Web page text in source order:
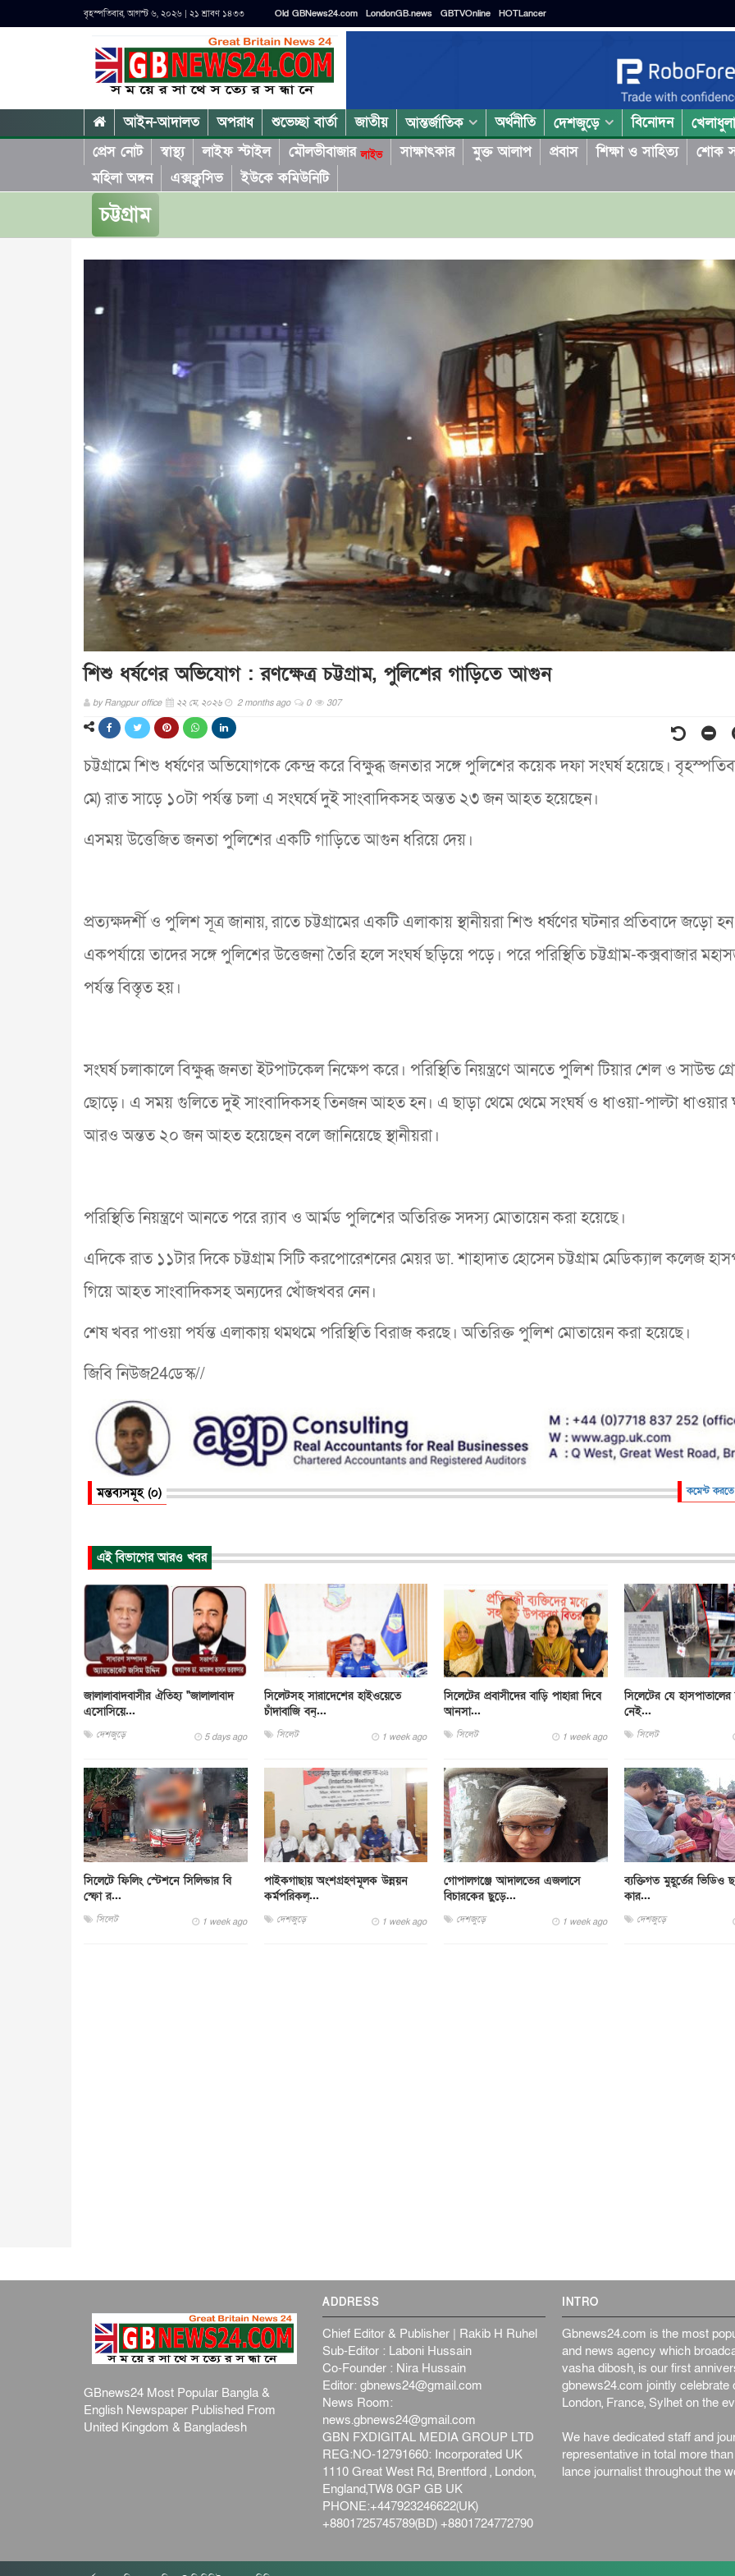
বৃহস্পতিবার, আগস্ট ৬, ২০২৬ | ২১ শ্রাবণ ১৪৩৩ Old GBNews24.com LondonGB.news GBTVOnline HOTLancer
আইন-আদালত অপরাধ শুভেচ্ছা বার্তা জাতীয় আন্তর্জাতিক অর্থনীতি দেশজুড়ে বিনোদন
প্রেস নোট
স্বাস্থ্য লাইফ স্টাইল মৌলভীবাজারলাইভ সাক্ষাৎকার মুক্ত আলাপ প্রবাস শিক্ষা ও সাহিত্য শোক
মহিলা অঙ্গন
এক্সক্লুসিভ ইউকে কমিউনিটি
চট্টগ্রাম
শিশু ধর্ষণের অভিযোগ : রণক্ষেত্র চট্টগ্রাম, পুলিশের গাড়িতে আগুন
byRangpur office ২২ মে, ২০২৬ 2 months ago 0 307
চট্টগ্রামে শিশু ধর্ষণের অভিযোগকে কেন্দ্র করে বিক্ষুব্ধ জনতার সঙ্গে পুলিশের কয়েক দফা সংঘর্ষ হয়েছে।
মে) রাত সাড়ে ১০টা পর্যন্ত চলা এ সংঘর্ষে দুই সাংবাদিকসহ অন্তত ২৩ জন আহত হয়েছেন।
এসময় উত্তেজিত জনতা পুলিশের একটি গাড়িতে আগুন ধরিয়ে দেয়।
প্রত্যক্ষদর্শী ও পুলিশ সূত্র জানায়, রাতে চট্টগ্রামের একটি এলাকায় স্থানীয়রা শিশু ধর্ষণের ঘটনার প্রতিবাদে জড়ো
একপর্যায়ে তাদের সঙ্গে পুলিশের উত্তেজনা তৈরি হলে সংঘর্ষ ছড়িয়ে পড়ে। পরে পরিস্থিতি চট্টগ্রাম-কক্সবাজার
পর্যন্ত বিস্তৃত হয়।
সংঘর্ষ চলাকালে বিক্ষুব্ধ জনতা ইটপাটকেল নিক্ষেপ করে। পরিস্থিতি নিয়ন্ত্রণে আনতে পুলিশ টিয়ার শেল ও সাউন্ড
ছোড়ে। এ সময় গুলিতে দুই সাংবাদিকসহ তিনজন আহত হন। এ ছাড়া থেমে থেমে সংঘর্ষ ও ধাওয়া-পাল্টা ধাওয়ার
আরও অন্তত ২০ জন আহত হয়েছেন বলে জানিয়েছে স্থানীয়রা।
পরিস্থিতি নিয়ন্ত্রণে আনতে পরে র‌্যাব ও আর্মড পুলিশের অতিরিক্ত সদস্য মোতায়েন করা হয়েছে।
এদিকে রাত ১১টার দিকে চট্টগ্রাম সিটি করপোরেশনের মেয়র ডা. শাহাদাত হোসেন চট্টগ্রাম মেডিক্যাল কলেজ
গিয়ে আহত সাংবাদিকসহ অন্যদের খোঁজখবর নেন।
শেষ খবর পাওয়া পর্যন্ত এলাকায় থমথমে পরিস্থিতি বিরাজ করছে। অতিরিক্ত পুলিশ মোতায়েন করা হয়েছে।
জিবি নিউজ24ডেস্ক//
মন্তব্যসমূহ (০) কমেন্ট
এই বিভাগের আরও খবর
জালালাবাদবাসীর ঐতিহ্য "জালালাবাদ
এসোসিয়ে...
দেশজুড়ে 5 days ago
সিলেটসহ সারাদেশের হাইওয়েতে
চাঁদাবাজি বন্...
সিলেট 1 week ago
সিলেটের প্রবাসীদের বাড়ি পাহারা দিবে
আনসা...
সিলেট 1 week ago
সিলেটের যে হাসপাতালের
নেই...
সিলেট
সিলেটে ফিলিং স্টেশনে সিলিন্ডার বি
স্ফো র...
সিলেট 1 week ago
পাইকগাছায় অংশগ্রহণমূলক উন্নয়ন
কর্মপরিকল্...
দেশজুড়ে 1 week ago
গোপালগঞ্জে আদালতের এজলাসে
বিচারকের ছুড়ে...
দেশজুড়ে 1 week ago
ব্যক্তিগত মুহূর্তের ভিডিও
কার...
দেশজুড়ে
GBnews24 Most Popular Bangla &
English Newspaper Published From
United Kingdom & Bangladesh
ADDRESS
Chief Editor & Publisher | Rakib H Ruhel
Sub-Editor : Laboni Hussain
Co-Founder : Nira Hussain
Editor:gbnews24@gmail.com
News Room:
news.gbnews24@gmail.com
GBN FXDIGITAL MEDIA GROUP LTD
REG:NO-12791660: Incorporated UK
1110 Great West Rd, Brentford , London,
England,TW8 0GP GB UK
PHONE:+447923246622(UK)
+8801725745789(BD) +8801724772790
INTRO
Gbnews24.com is the most
and news agency which
vasha dibosh, is our first
gbnews24.com jointly
London, France, Sylhet on the
We have dedicated staff and
representative in total more
lance journalist throughout the